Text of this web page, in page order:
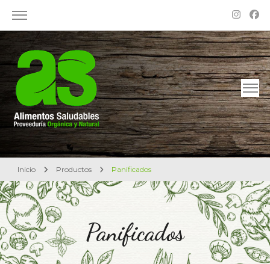
Alimentos Saludables – Dietética en Rosario
Proveeduría Orgánica y Natural
Inicio Productos Panificados
Panificados